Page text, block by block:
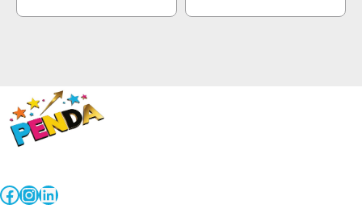
Facebook
Instagram
LinkedIn